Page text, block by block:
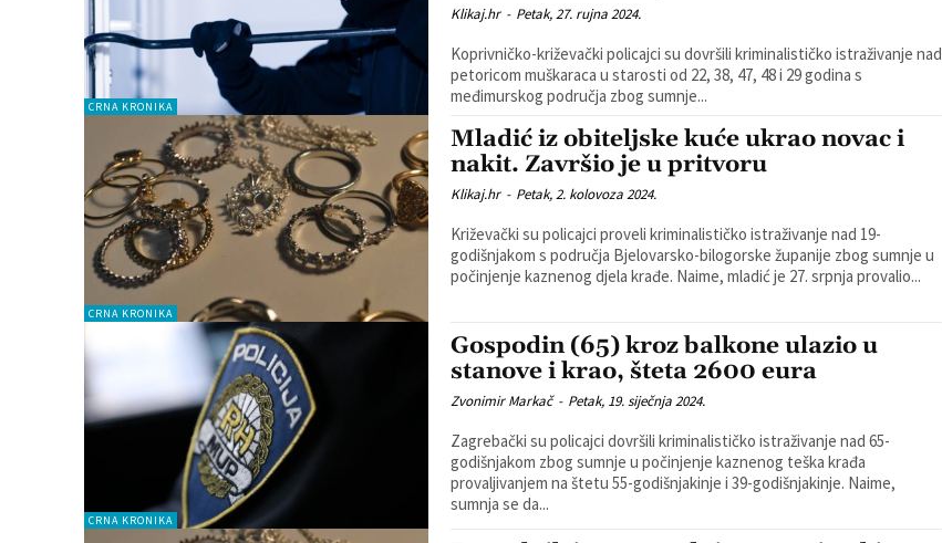
CRNA KRONIKA
Klikaj.hr - Petak, 27. rujna 2024.
Koprivničko-križevački policajci su dovršili kriminalističko istraživanje nad
petoricom muškaraca u starosti od 22, 38, 47, 48 i 29 godina s
međimurskog područja zbog sumnje...
CRNA KRONIKA
Mladić iz obiteljske kuće ukrao novac i
nakit. Završio je u pritvoru
Klikaj.hr - Petak, 2. kolovoza 2024.
Križevački su policajci proveli kriminalističko istraživanje nad 19-
godišnjakom s područja Bjelovarsko-bilogorske županije zbog sumnje u
počinjenje kaznenog djela krađe. Naime, mladić je 27. srpnja provalio...
CRNA KRONIKA
Gospodin (65) kroz balkone ulazio u
stanove i krao, šteta 2600 eura
Zvonimir Markač - Petak, 19. siječnja 2024.
Zagrebački su policajci dovršili kriminalističko istraživanje nad 65-
godišnjakom zbog sumnje u počinjenje kaznenog teška krađa
provaljivanjem na štetu 55-godišnjakinje i 39-godišnjakinje. Naime,
sumnja se da...